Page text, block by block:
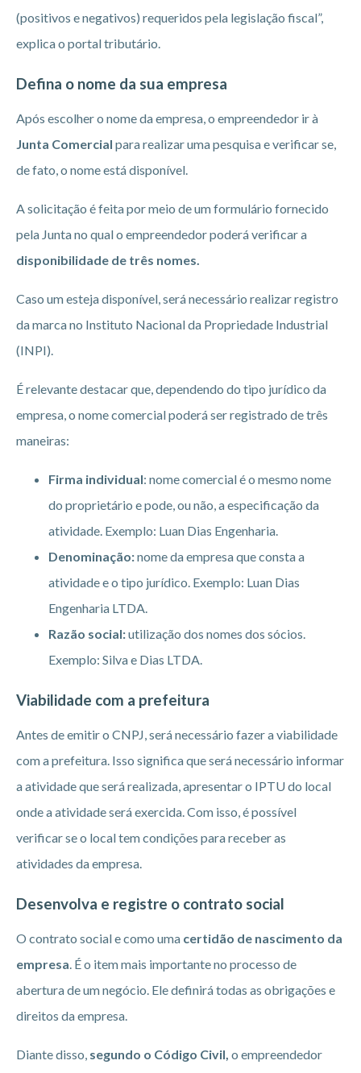
(positivos e negativos) requeridos pela legislação fiscal”,
explica o portal tributário.
Defina o nome da sua empresa
Após escolher o nome da empresa, o empreendedor ir à
Junta Comercial para realizar uma pesquisa e verificar se,
de fato, o nome está disponível.
A solicitação é feita por meio de um formulário fornecido
pela Junta no qual o empreendedor poderá verificar a
disponibilidade de três nomes.
Caso um esteja disponível, será necessário realizar registro
da marca no Instituto Nacional da Propriedade Industrial
(INPI).
É relevante destacar que, dependendo do tipo jurídico da
empresa, o nome comercial poderá ser registrado de três
maneiras:
Firma individual: nome comercial é o mesmo nome
do proprietário e pode, ou não, a especificação da
atividade. Exemplo: Luan Dias Engenharia.
Denominação:nome da empresa que consta a
atividade e o tipo jurídico. Exemplo: Luan Dias
Engenharia LTDA.
Razão social:utilização dos nomes dos sócios.
Exemplo: Silva e Dias LTDA.
Viabilidade com a prefeitura
Antes de emitir o CNPJ, será necessário fazer a viabilidade
com a prefeitura. Isso significa que será necessário informar
a atividade que será realizada, apresentar o IPTU do local
onde a atividade será exercida. Com isso, é possível
verificar se o local tem condições para receber as
atividades da empresa.
Desenvolva e registre o contrato social
O contrato social e como uma certidão de nascimento da
empresa . É o item mais importante no processo de
abertura de um negócio. Ele definirá todas as obrigações e
direitos da empresa.
Diante disso, segundo o Código Civil, o empreendedor